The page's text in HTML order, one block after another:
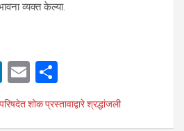
व्यक्त केल्या.
Li
n
ke
E
m
ail
h
ar
शोक प्रस्तावाद्वारे श्रद्धांजली